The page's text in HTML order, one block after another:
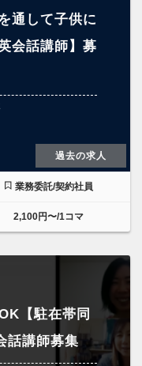
通して子供に
会話講師】募
過去の求人
業務委託/契約社員
2,100円〜/1コマ
【駐在帯同
話講師募集